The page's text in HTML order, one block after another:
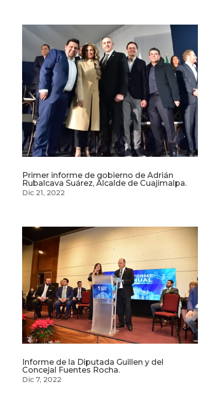
Primer informe de gobierno de Adrián
Rubalcava Suárez, Alcalde de Cuajimalpa.
Dic 21, 2022
Informe de la Diputada Guillen y del
Concejal Fuentes Rocha.
Dic 7, 2022